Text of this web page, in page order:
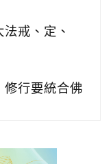
戒、定、
行要統合佛